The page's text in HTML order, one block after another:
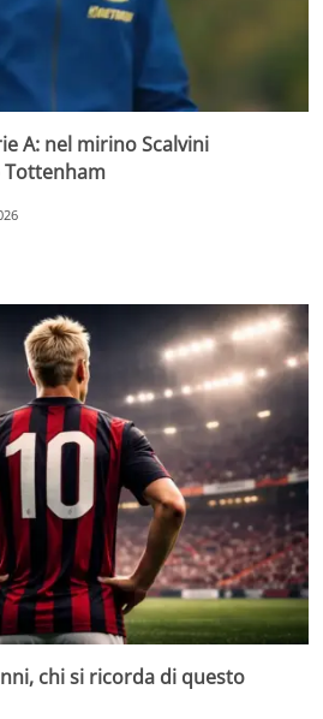
A: nel mirino Scalvini
Tottenham
chi si ricorda di questo